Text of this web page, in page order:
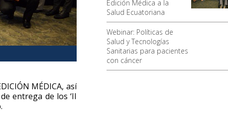
Edición Médica a la
Salud Ecuatoriana
Webinar: Políticas de
Salud y Tecnologías
Sanitarias para pacientes
con cáncer
MÉDICA, así
entrega de los ‘II